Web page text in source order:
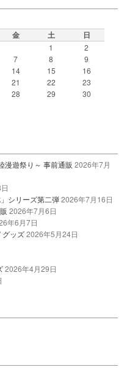
金 土 日
1
2
7 8
9
14 15
16
21 22
23
28 29
30
漫遊祭り～ 事前通販 2026年7月
シリーズ第二弾2026年7月16日
2026年7月6日
年6月7日
グッズ2026年5月24日
2026年4月29日